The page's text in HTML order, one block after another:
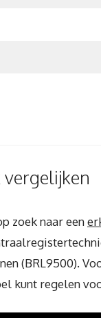
zoek naar een
(BRL9500).
kunt regelen